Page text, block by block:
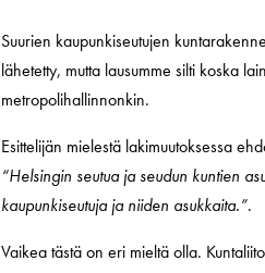
Suurien kaupunkiseutujen
lähetetty, mutta lausumme silti koska
metropolihallinnonkin.
Esittelijän mielestä lakimuutoksessa
“Helsingin seutua ja seudun kuntien
kaupunkiseutuja ja niiden asukkaita.”.
Vaikea tästä on eri mieltä olla.